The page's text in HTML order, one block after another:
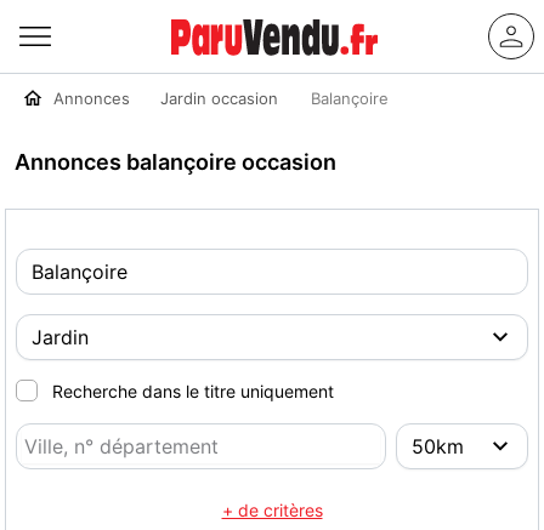
Annonces Jardin occasion Balançoire
Annonces balançoire occasion
Recherche dans le titre uniquement
+ de critères